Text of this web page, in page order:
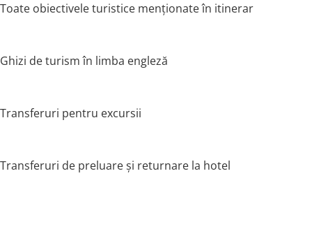
Toate obiectivele turistice menționate în itinerar
Ghizi de turism în limba engleză
Transferuri pentru excursii
Transferuri de preluare și returnare la hotel